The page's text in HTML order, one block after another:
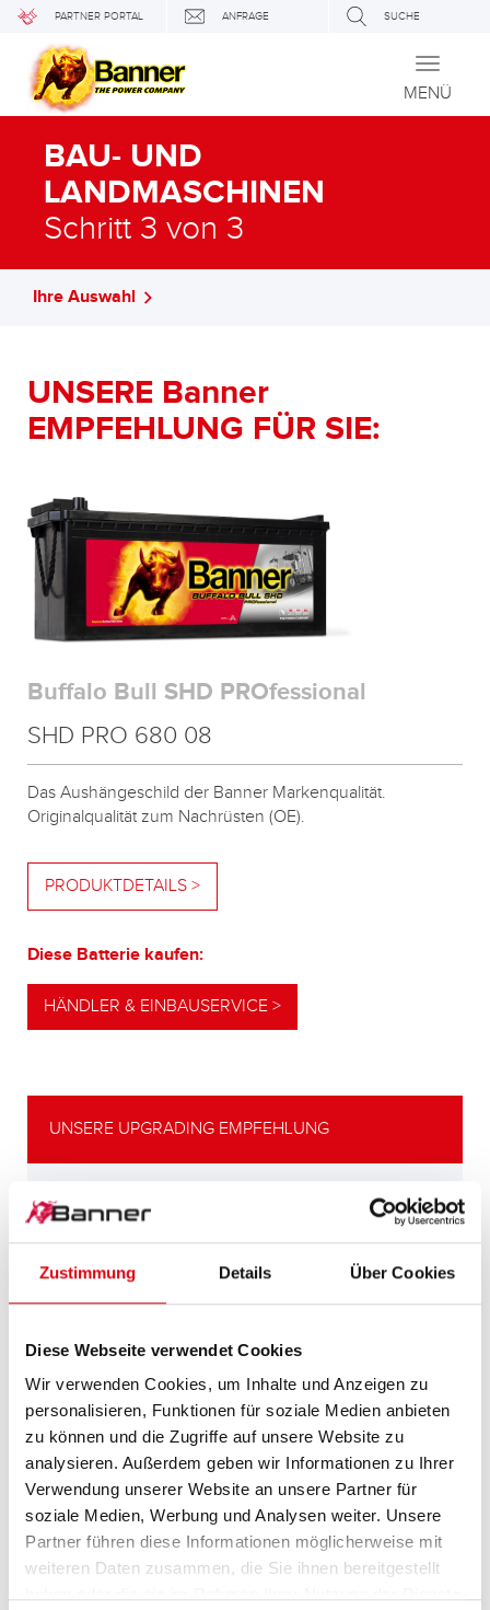
Zustimmung Details Über Cookies
Diese Webseite verwendet Cookies
Wir verwenden Cookies, um Inhalte und Anzeigen zu
personalisieren, Funktionen für soziale Medien anbieten
zu können und die Zugriffe auf unsere Website zu
analysieren. Außerdem geben wir Informationen zu Ihrer
Verwendung unserer Website an unsere Partner für
soziale Medien, Werbung und Analysen weiter. Unsere
Partner führen diese Informationen möglicherweise mit
weiteren Daten zusammen, die Sie ihnen bereitgestellt
PARTNER PORTAL ANFRAGE SUCHE
Toggle
MENÜ
BAU- UND
LANDMASCHINEN
Schritt 3 von 3
Ihre Auswahl
UNSERE Banner
EMPFEHLUNG FÜR SIE:
Buffalo Bull SHD PROfessional
SHD PRO 680 08
Das Aushängeschild der Banner Markenqualität.
Originalqualität zum Nachrüsten (OE).
PRODUKTDETAILS >
Diese Batterie kaufen:
HÄNDLER & EINBAUSERVICE >
LEISTUNGSSTARKE
ALTERNATIVE
Energiebedarf bzw. höheren
PRODUKTDETAILS >
UNSERE UPGRADING EMPFEHLUNG